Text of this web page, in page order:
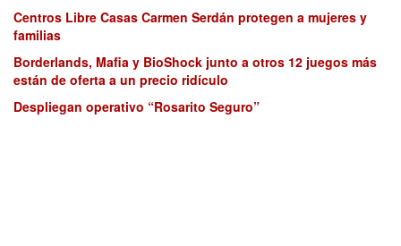
Centros Libre Casas Carmen Serdán protegen a mujeres y
familias
Borderlands, Mafia y BioShock junto a otros 12 juegos más
están de oferta a un precio ridículo
Despliegan operativo “Rosarito Seguro”